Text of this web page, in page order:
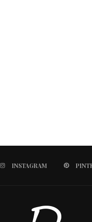
INSTAGRAM